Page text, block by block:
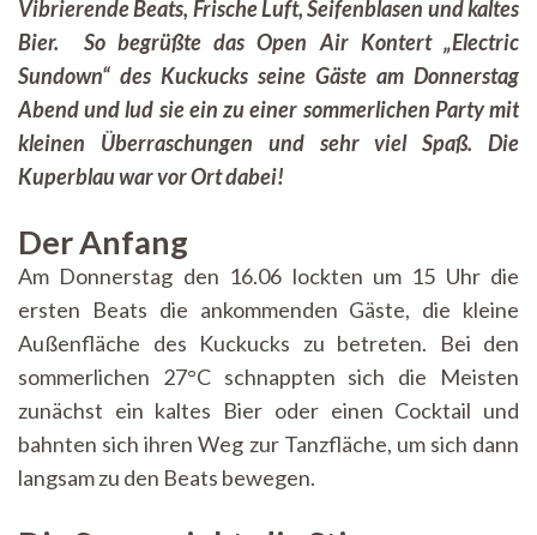
und
kleine
Überraschungen
–
Electric
Sundown-
Air
Vibrierende Beats, Frische Luft, Seifenblasen und kaltes
Bier. So begrüßte das Open Air Kontert „Electric
Sundown“ des Kuckucks seine Gäste am Donnerstag
Abend und lud sie ein zu einer sommerlichen Party mit
kleinen Überraschungen und sehr viel Spaß. Die
Kuperblau war vor Ort dabei!
Der Anfang
Am Donnerstag den 16.06 lockten um 15 Uhr die
ersten Beats die ankommenden Gäste, die kleine
Außenfläche des Kuckucks zu betreten. Bei den
sommerlichen 27°C schnappten sich die Meisten
zunächst ein kaltes Bier oder einen Cocktail und
bahnten sich ihren Weg zur Tanzfläche, um sich dann
langsam zu den Beats bewegen.